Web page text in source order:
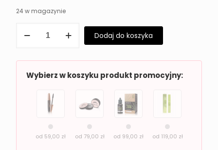
24 w magazynie
REVERS
Dodaj do koszyka
Wybierz w koszyku produkt promocyjny:
od 59,00 zł od 79,00 zł od 99,00 zł od 119,00 zł